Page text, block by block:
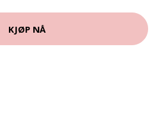
KJØP NÅ